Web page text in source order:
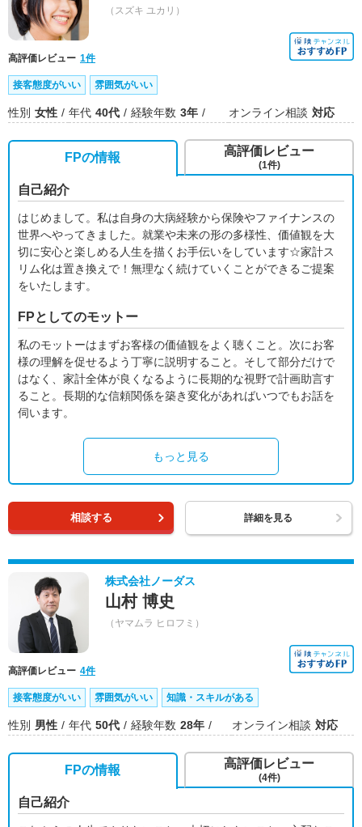
（スズキ ユカリ）
高評価レビュー 1件
接客態度がいい 雰囲気がいい
性別 女性 年代 40代 経験年数 3年 オンライン相談 対応
FPの情報
自己紹介
はじめまして。私は自身の大病経験から保険やファイナンスの
世界へやってきました。就業や未来の形の多様性、価値観を大
切に安心と楽しめる人生を描くお手伝いをしています☆家計ス
リム化は置き換えで！無理なく続けていくことができるご提案
をいたします。
FPとしてのモットー
私のモットーはまずお客様の価値観をよく聴くこと。次にお客
様の理解を促せるよう丁寧に説明すること。そして部分だけで
はなく、家計全体が良くなるように長期的な視野で計画助言す
ること。長期的な信頼関係を築き変化があればいつでもお話を
伺います。
もっと見る
高評価レビュー
(1件)
相談する 詳細を見る
株式会社ノーダス
山村 博史
（ヤマムラ ヒロフミ）
高評価レビュー 4件
接客態度がいい 雰囲気がいい 知識・スキルがある
性別 男性 年代 50代 経験年数 28年 オンライン相談 対応
FPの情報
自己紹介
高評価レビュー
(4件)